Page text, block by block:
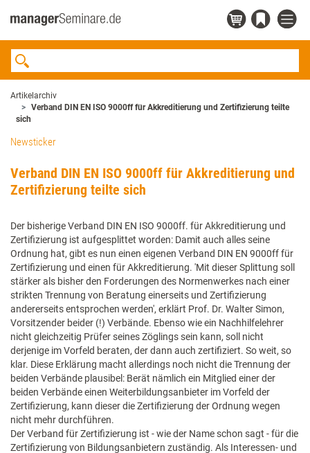
Artikelarchiv
Verband DIN EN ISO 9000ff für Akkreditierung und Zertifizierung teilte
sich
Newsticker
Verband DIN EN ISO 9000ff für Akkreditierung und
Zertifizierung teilte sich
Der bisherige Verband DIN EN ISO 9000ff. für Akkreditierung und
Zertifizierung ist aufgesplittet worden: Damit auch alles seine
Ordnung hat, gibt es nun einen eigenen Verband DIN EN 9000ff für
Zertifizierung und einen für Akkreditierung. 'Mit dieser Splittung soll
stärker als bisher den Forderungen des Normenwerkes nach einer
strikten Trennung von Beratung einerseits und Zertifizierung
andererseits entsprochen werden', erklärt Prof. Dr. Walter Simon,
Vorsitzender beider (!) Verbände. Ebenso wie ein Nachhilfelehrer
nicht gleichzeitig Prüfer seines Zöglings sein kann, soll nicht
derjenige im Vorfeld beraten, der dann auch zertifiziert. So weit, so
klar. Diese Erklärung macht allerdings noch nicht die Trennung der
beiden Verbände plausibel: Berät nämlich ein Mitglied einer der
beiden Verbände einen Weiterbildungsanbieter im Vorfeld der
Zertifizierung, kann dieser die Zertifizierung der Ordnung wegen
nicht mehr durchführen.
Der Verband für Zertifizierung ist - wie der Name schon sagt - für die
Zertifizierung von Bildungsanbietern zuständig. Als Interessen- und